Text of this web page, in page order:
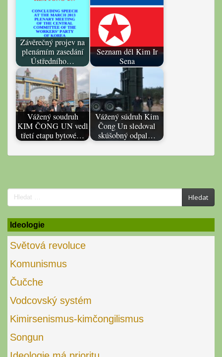
Závěrečný projev na
plenárním zasedání
Ústředního…
Seznam děl Kim Ir
Sena
Vážený soudruh
KIM ČONG UN vedl
třetí etapu bytové…
Vážený súdruh Kim
Čong Un sledoval
skúšobný odpal…
Search
for:
Hledat
Ideologie
Světová revoluce
Komunismus
Čučche
Vodcovský systém
Kimirsenismus-kimčongilismus
Songun